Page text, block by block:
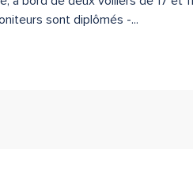
sont diplômés -...